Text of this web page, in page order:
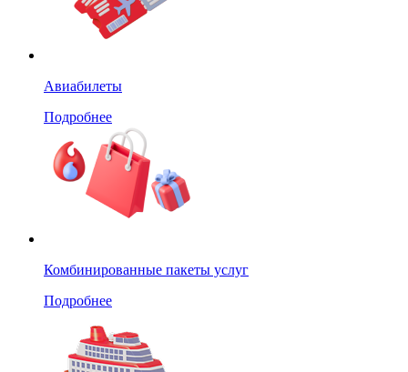
Авиабилеты
Подробнее
Комбинированные пакеты услуг
Подробнее